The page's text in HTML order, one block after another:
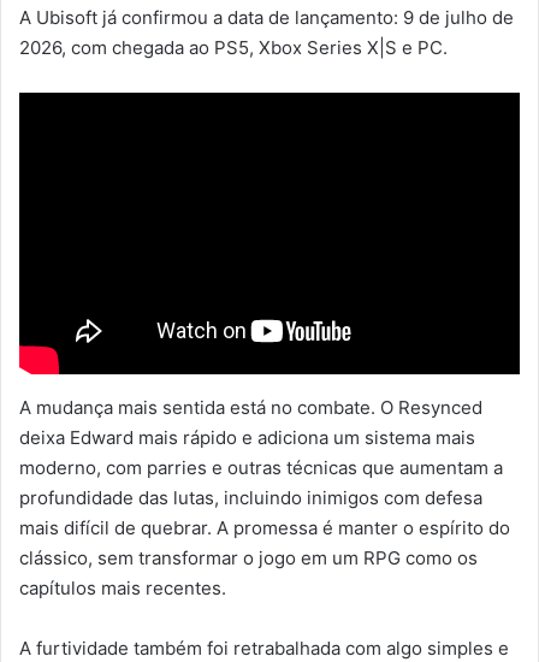
A Ubisoft já confirmou a data de lançamento: 9 de julho de
2026, com chegada ao PS5, Xbox Series X|S e PC.
A mudança mais sentida está no combate. O Resynced
deixa Edward mais rápido e adiciona um sistema mais
moderno, com parries e outras técnicas que aumentam a
profundidade das lutas, incluindo inimigos com defesa
mais difícil de quebrar. A promessa é manter o espírito do
clássico, sem transformar o jogo em um RPG como os
capítulos mais recentes.
A furtividade também foi retrabalhada com algo simples e